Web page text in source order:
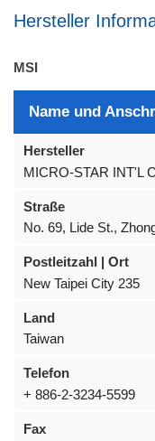
Hersteller
MSI
Name und
Hersteller
MICRO-STAR INT'L
Straße
No. 69, Lide St.,
Postleitzahl | Ort
New Taipei City 235
Land
Taiwan
Telefon
+ 886-2-3234-5599
Fax